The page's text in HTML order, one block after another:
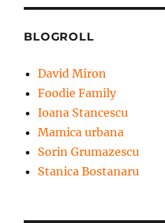
BLOGROLL
David Miron
Foodie Family
Ioana Stancescu
Mamica urbana
Sorin Grumazescu
Stanica Bostanaru